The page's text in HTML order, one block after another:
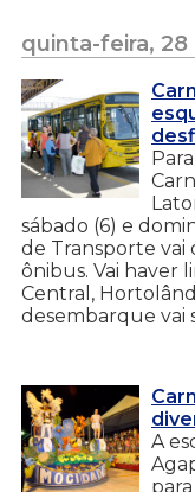
quinta-feira, 28
sábado (6) e
de Transporte vai
ônibus. Vai haver
Central,
desembarque vai
A